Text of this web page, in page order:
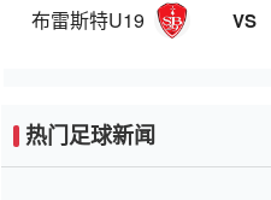
布雷斯特U19 VS
热门足球新闻